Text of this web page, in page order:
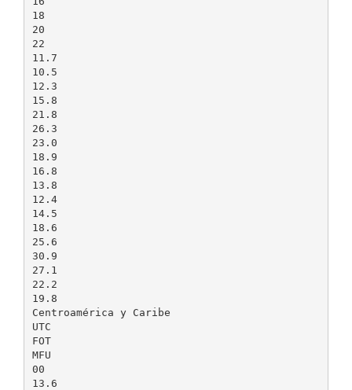
18
20
22
11.7
10.5
12.3
15.8
21.8
26.3
23.0
18.9
16.8
13.8
12.4
14.5
18.6
25.6
30.9
27.1
22.2
19.8
Centroamérica y Caribe
UTC
FOT
MFU
00
13.6